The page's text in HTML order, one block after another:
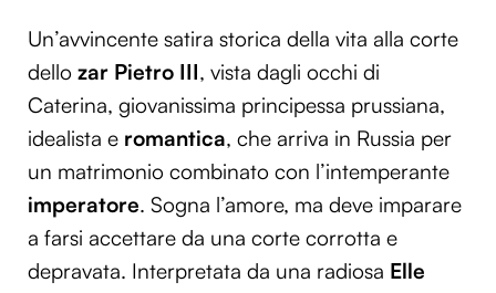
Un’avvincente satira storica della vita alla corte
dello zar Pietro III, vista dagli occhi di
Caterina, giovanissima principessa prussiana,
idealista e romantica, che arriva in Russia per
un matrimonio combinato con l’intemperante
imperatore. Sogna l’amore, ma deve imparare
a farsi accettare da una corte corrotta e
depravata. Interpretata da una radiosa Elle